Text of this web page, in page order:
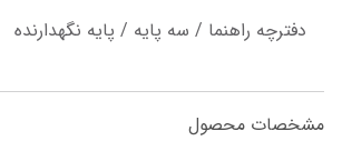
دفترچه راهنما / سه پایه / پایه نگهدارنده
مشخصات محصول